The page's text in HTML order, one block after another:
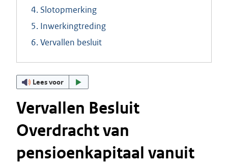
4. Slotopmerking
5. Inwerkingtreding
6. Vervallen besluit
Lees voor
Vervallen Besluit
Overdracht van
pensioenkapitaal vanuit